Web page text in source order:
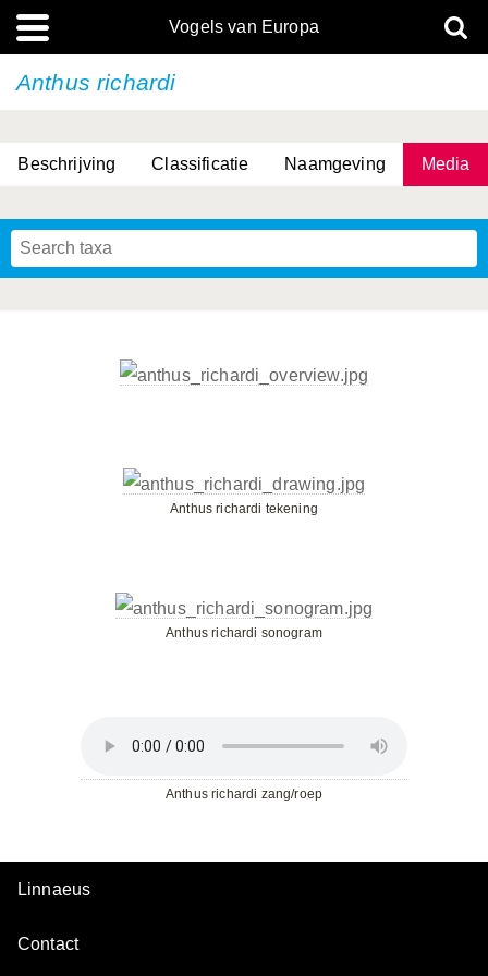
Vogels van Europa
Anthus richardi
Beschrijving Classificatie Naamgeving Media
Anthus richardi tekening
Anthus richardi sonogram
Anthus richardi zang/roep
Linnaeus
Contact